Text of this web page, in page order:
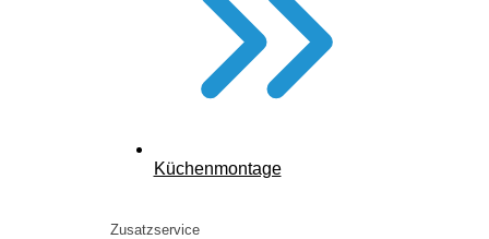
Küchenmontage
Zusatzservice